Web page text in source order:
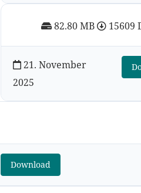
Download
82.80 MB 15609
21. November
2025